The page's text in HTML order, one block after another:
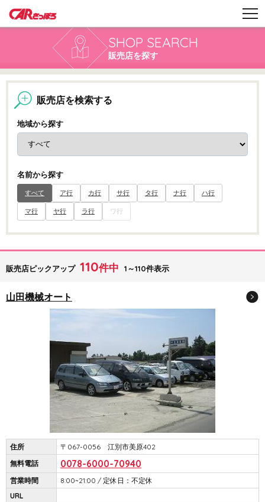
SHOP SEARCH
販売店を探す
販売店を検索する
地域から探す
名前から探す
すべて ア行 カ行 サ行 タ行 ナ行 ハ行
マ行 ヤ行 ラ行 ワ行
販売店ピックアップ 110件中 1～110件表示
山田機械オート
住所
〒067-0056 江別市美原402
無料電話
0078-6000-70940
営業時間
8:00~21:00 / 定休日：不定休
URL